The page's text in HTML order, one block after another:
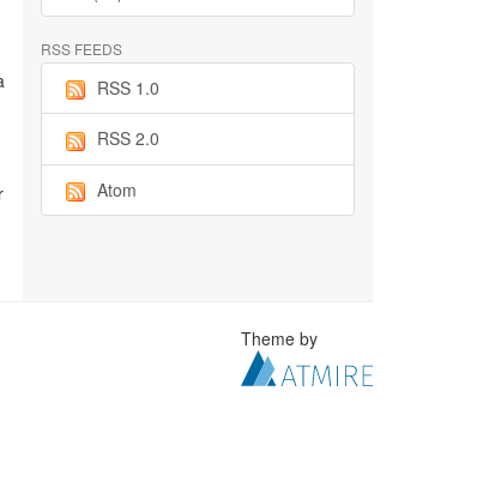
RSS FEEDS
RSS 1.0
RSS 2.0
Atom
Theme by